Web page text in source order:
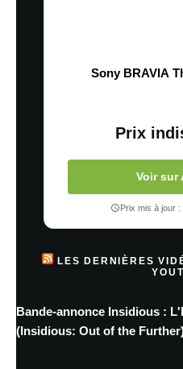
Sony BRAVIA
Prix
Voir sur
Prix mis à jour
LES DERNIÈRES
Bande-annonce Insidious :
(Insidious: Out of the